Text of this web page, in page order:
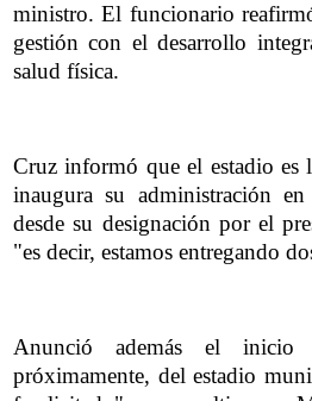
ministro. El funcionario
gestión con el desarrollo
salud física.
Cruz informó que el estadio es
inaugura su administración
desde su designación por el
"es decir, estamos entregando
Anunció además el inicio
próximamente, del estadio